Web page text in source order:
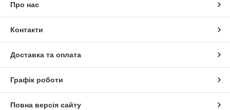
Про нас
Контакти
Доставка та оплата
Графік роботи
Повна версія сайту